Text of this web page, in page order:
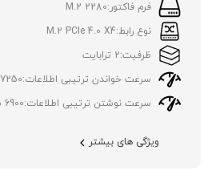
فرم فاکتور:M.2 2280
نوع رابط:M.2 PCIe 4.0 X4
ظرفیت:2 ترابایت
سرعت خواندن ترتیبی اطلاعات:7250 مگابایت بر ثانیه
سرعت نوشتن ترتیبی اطلاعات:6900 مگابایت بر ثانیه
ویژگی های بیشتر